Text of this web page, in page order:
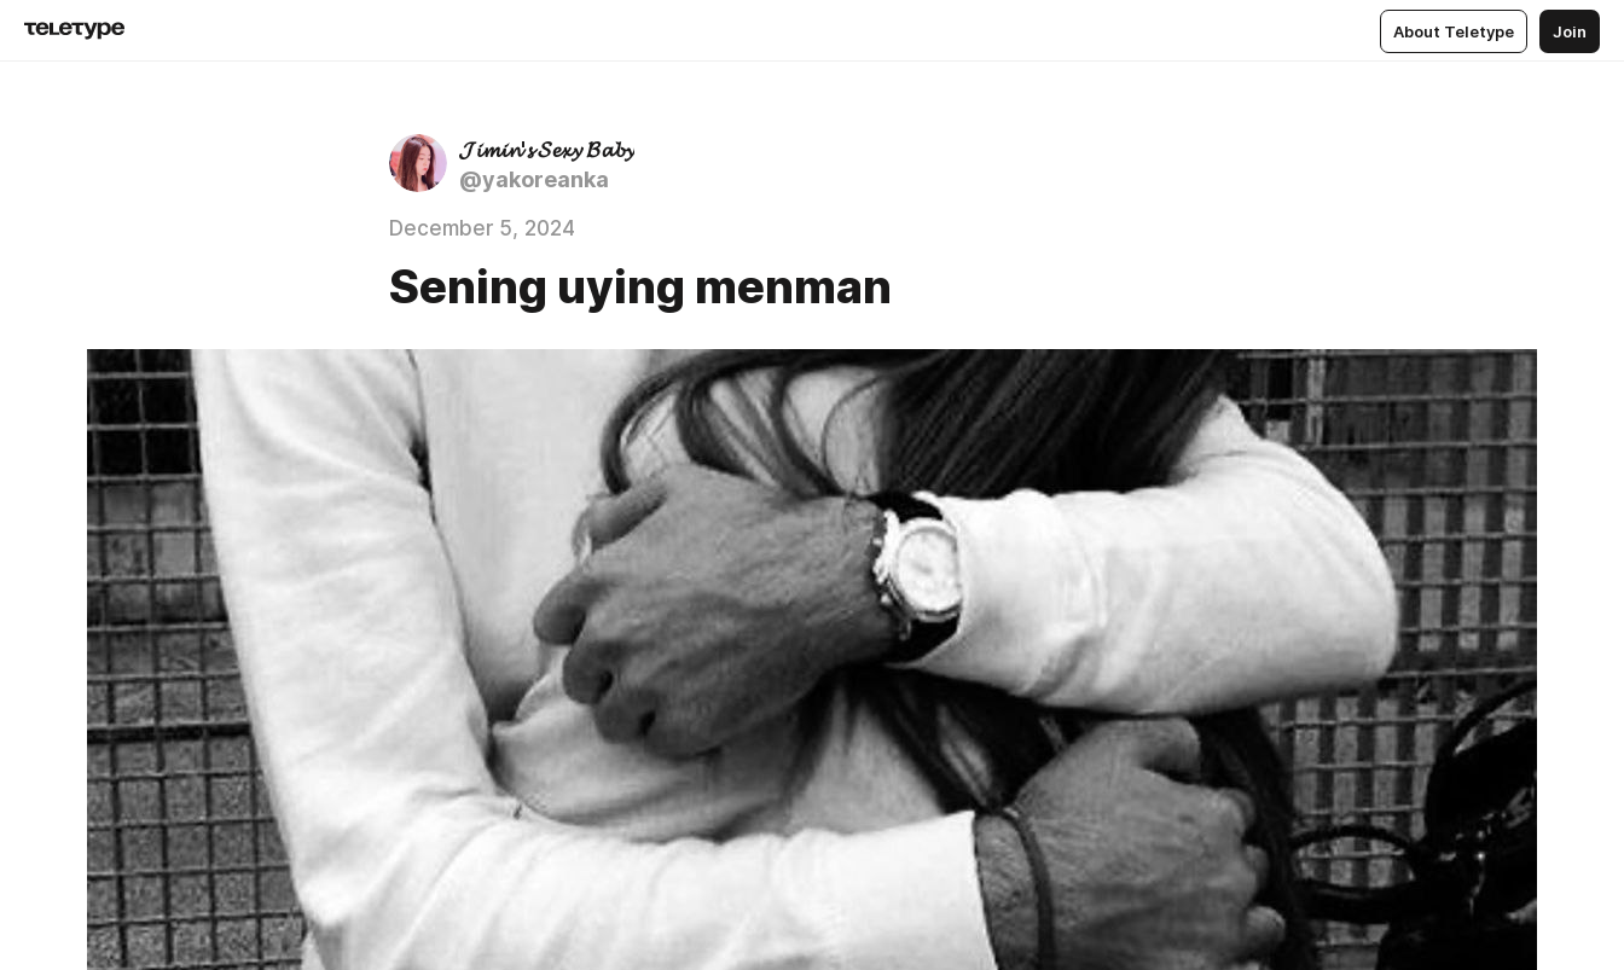
About Teletype Join
𝓙𝓲𝓶𝓲𝓷'𝓼 𝓢𝓮𝔁𝔂 𝓑𝓪𝓫𝔂
@yakoreanka
December 5, 2024
Sening uying menman